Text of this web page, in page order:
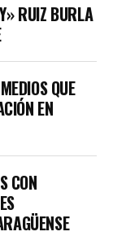
RUIZ BURLA
QUE
EN
CON